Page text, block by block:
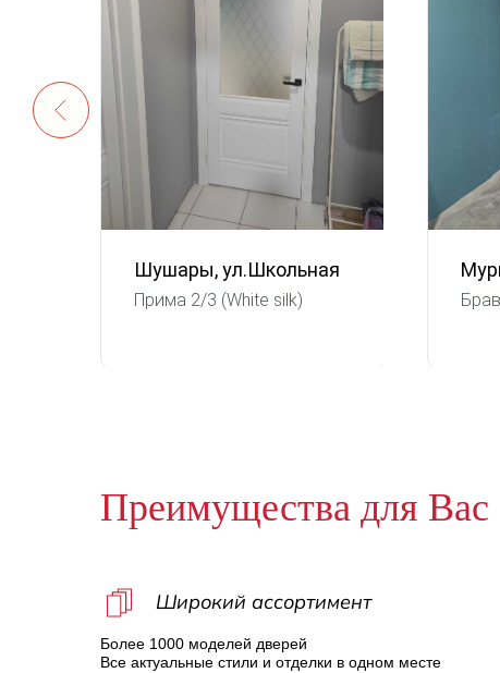
Шушары, ул.Школьная
Прима 2/3 (White silk)
Преимущества для Вас
Широкий ассортимент
Более 1000 моделей дверей
Все актуальные стили и отделки в одном месте